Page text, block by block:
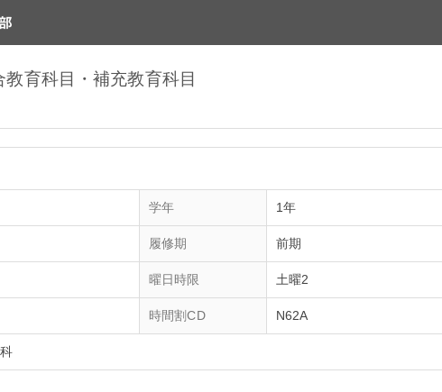
育科目・補充教育科目
学年 1年
履修期 前期
曜日時限 土曜2
時間割CD N62A